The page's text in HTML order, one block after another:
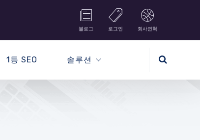
블로그 로그인 회사연혁
1등 SEO 솔루션